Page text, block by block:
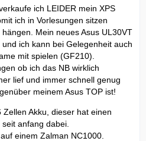
ich LEIDER mein XPS
ich in Vorlesungen sitzen
Mein neues Asus UL30VT
ich kann bei Gelegenheit auch
mit spielen (GF210).
ob ich das NB wirklich
lief und immer schnell genug
meinem Asus TOP ist!
Akku, dieser hat einen
anfang dabei.
einem Zalman NC1000.